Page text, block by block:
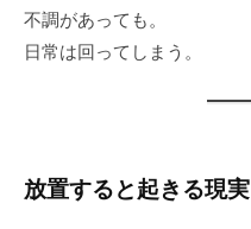
不調があっても。
日常は回ってしまう。
放置すると起きる現実